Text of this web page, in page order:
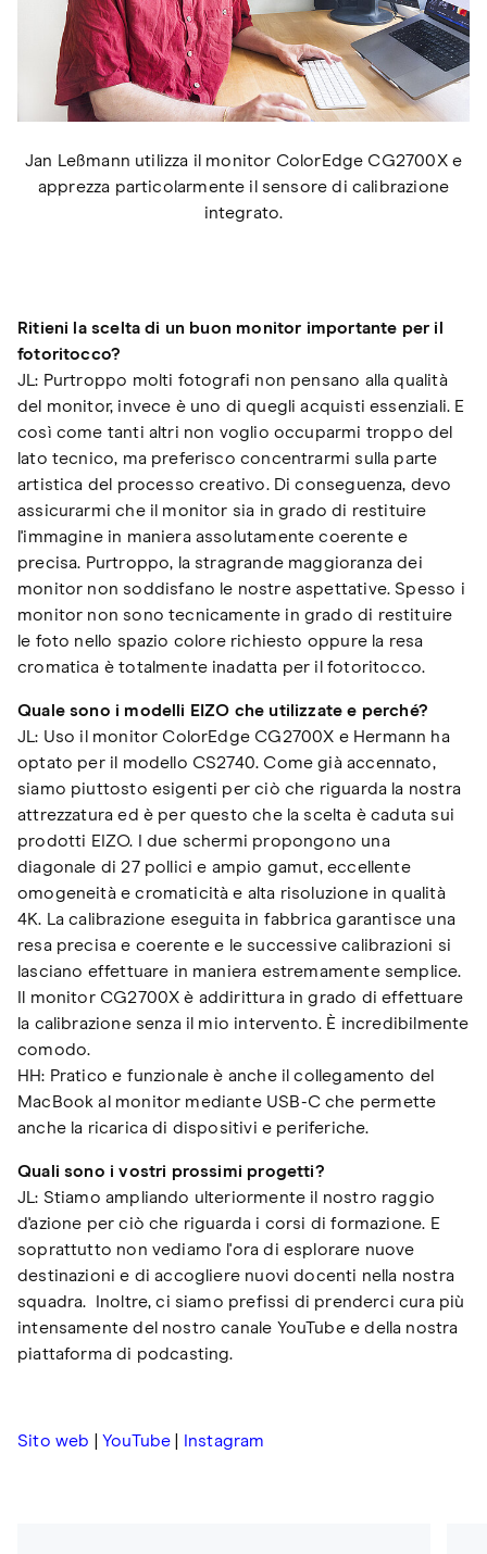
Jan Leßmann utilizza il monitor ColorEdge CG2700X e
apprezza particolarmente il sensore di calibrazione
integrato.
Ritieni la scelta di un buon monitor importante per il
fotoritocco?
JL: Purtroppo molti fotografi non pensano alla qualità
del monitor, invece è uno di quegli acquisti essenziali. E
così come tanti altri non voglio occuparmi troppo del
lato tecnico, ma preferisco concentrarmi sulla parte
artistica del processo creativo. Di conseguenza, devo
assicurarmi che il monitor sia in grado di restituire
l'immagine in maniera assolutamente coerente e
precisa. Purtroppo, la stragrande maggioranza dei
monitor non soddisfano le nostre aspettative. Spesso i
monitor non sono tecnicamente in grado di restituire
le foto nello spazio colore richiesto oppure la resa
cromatica è totalmente inadatta per il fotoritocco.
Quale sono i modelli EIZO che utilizzate e perché?
JL: Uso il monitor ColorEdge CG2700X e Hermann ha
optato per il modello CS2740. Come già accennato,
siamo piuttosto esigenti per ciò che riguarda la nostra
attrezzatura ed è per questo che la scelta è caduta sui
prodotti EIZO. I due schermi propongono una
diagonale di 27 pollici e ampio gamut, eccellente
omogeneità e cromaticità e alta risoluzione in qualità
4K. La calibrazione eseguita in fabbrica garantisce una
resa precisa e coerente e le successive calibrazioni si
lasciano effettuare in maniera estremamente semplice.
Il monitor CG2700X è addirittura in grado di effettuare
la calibrazione senza il mio intervento. È incredibilmente
comodo.
HH: Pratico e funzionale è anche il collegamento del
MacBook al monitor mediante USB-C che permette
anche la ricarica di dispositivi e periferiche.
Quali sono i vostri prossimi progetti?
JL: Stiamo ampliando ulteriormente il nostro raggio
d'azione per ciò che riguarda i corsi di formazione. E
soprattutto non vediamo l'ora di esplorare nuove
destinazioni e di accogliere nuovi docenti nella nostra
squadra. Inoltre, ci siamo prefissi di prenderci cura più
intensamente del nostro canale YouTube e della nostra
piattaforma di podcasting.
Sito web YouTube Instagram